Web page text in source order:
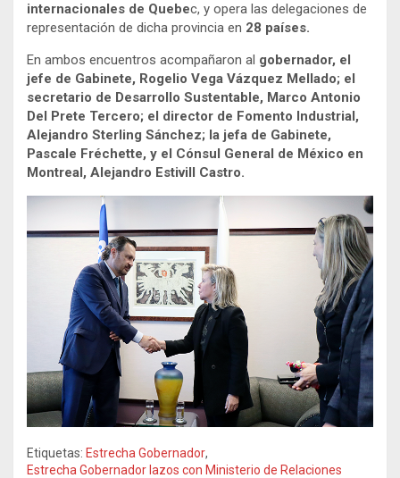
internacionales de Quebec, y opera las delegaciones de
representación de dicha provincia en 28 países.
En ambos encuentros acompañaron al gobernador, el
jefe de Gabinete, Rogelio Vega Vázquez Mellado; el
secretario de Desarrollo Sustentable, Marco Antonio
Del Prete Tercero; el director de Fomento Industrial,
Alejandro Sterling Sánchez; la jefa de Gabinete,
Pascale Fréchette, y el Cónsul General de México en
Montreal, Alejandro Estivill Castro.
Etiquetas: Estrecha Gobernador,
Estrecha Gobernador lazos con Ministerio de Relaciones